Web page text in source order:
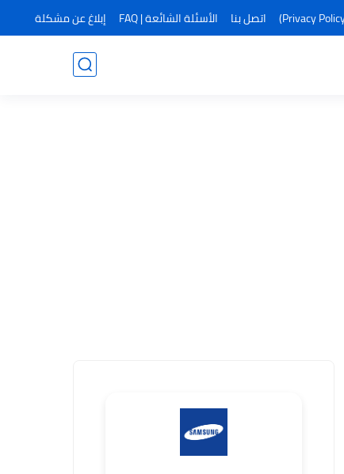
اتصل بنا الأسئلة الشائعة | FAQ إبلاغ عن مشكلة